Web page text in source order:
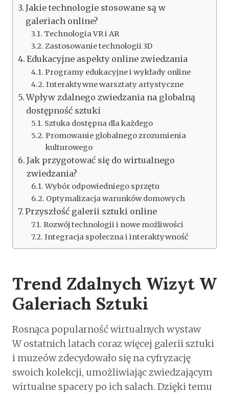
Jakie technologie stosowane są w
galeriach online?
Technologia VR i AR
Zastosowanie technologii 3D
Edukacyjne aspekty online zwiedzania
Programy edukacyjne i wykłady online
Interaktywne warsztaty artystyczne
Wpływ zdalnego zwiedzania na globalną
dostępność sztuki
Sztuka dostępna dla każdego
Promowanie globalnego zrozumienia
kulturowego
Jak przygotować się do wirtualnego
zwiedzania?
Wybór odpowiedniego sprzętu
Optymalizacja warunków domowych
Przyszłość galerii sztuki online
Rozwój technologii i nowe możliwości
Integracja społeczna i interaktywność
Trend Zdalnych Wizyt W
Galeriach Sztuki
Rosnąca popularność wirtualnych wystaw
W ostatnich latach coraz więcej galerii sztuki
i muzeów zdecydowało się na cyfryzację
swoich kolekcji, umożliwiając zwiedzającym
wirtualne spacery po ich salach. Dzięki temu